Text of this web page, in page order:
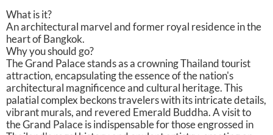
What is it?
An architectural marvel and former royal residence in the
heart of Bangkok.
Why you should go?
The Grand Palace stands as a crowning Thailand tourist
attraction, encapsulating the essence of the nation's
architectural magnificence and cultural heritage. This
palatial complex beckons travelers with its intricate details,
vibrant murals, and revered Emerald Buddha. A visit to
the Grand Palace is indispensable for those engrossed in